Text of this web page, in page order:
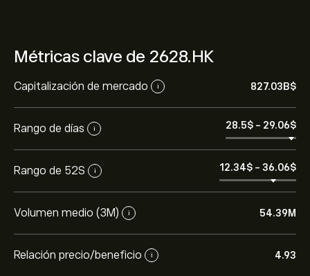
Métricas clave de 2628.HK
Capitalización de mercado i 827.03B‎$‎
Rango de días i 28.5‎$‎ - 29.06‎$‎
Rango de 52S i 12.34‎$‎ - 36.06‎$‎
Volumen medio (3M) i 54.39M
Relación precio/beneficio i 4.93